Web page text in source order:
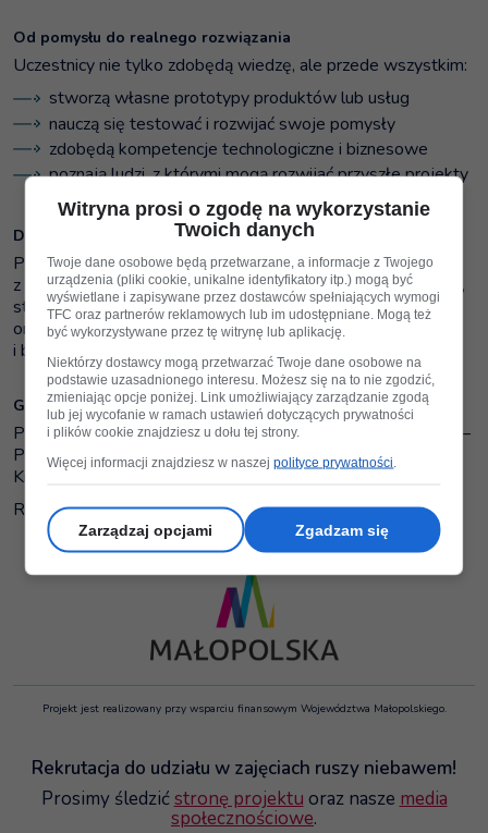
Od pomysłu do realnego rozwiązania
Uczestnicy nie tylko zdobędą wiedzę, ale przede wszystkim:
stworzą własne prototypy produktów lub usług
nauczą się testować i rozwijać swoje pomysły
zdobędą kompetencje technologiczne i biznesowe
poznają ludzi, z którymi mogą rozwijać przyszłe projekty
Dla kogo?
Projekt skierowany jest do osób pełnoletnich (18+)
z województwa małopolskiego — w szczególności uczniów,
studentów, freelancerów, początkujących przedsiębiorców
oraz wszystkich zainteresowanych nowymi technologiami
i branżami kreatywnymi.
Gdzie i kiedy?
Projekt realizowany jest w nowoczesnej przestrzeni fablab –
Pracowni Edukacyjnej SMWI w Tarnowie przy ul.
Krakowskiej 11A (II piętro).
Realizacja:kwiecień – grudzień 2026 r.
Projekt jest realizowany przy wsparciu finansowym Województwa Małopolskiego.
Rekrutacja do udziału w zajęciach ruszy niebawem!
Prosimy śledzićstronę projektu oraz nasze media
społecznościowe.
Witryna prosi o zgodę na wykorzystanie
Twoich danych
Twoje dane osobowe będą przetwarzane, a informacje z Twojego
urządzenia (pliki cookie, unikalne identyfikatory itp.) mogą być
wyświetlane i zapisywane przez dostawców spełniających wymogi
TFC oraz partnerów reklamowych lub im udostępniane. Mogą też
być wykorzystywane przez tę witrynę lub aplikację.
Niektórzy dostawcy mogą przetwarzać Twoje dane osobowe na
podstawie uzasadnionego interesu. Możesz się na to nie zgodzić,
zmieniając opcje poniżej. Link umożliwiający zarządzanie zgodą
lub jej wycofanie w ramach ustawień dotyczących prywatności
i plików cookie znajdziesz u dołu tej strony.
Więcej informacji znajdziesz w naszejpolityce prywatności
Zarządzaj opcjami Zgadzam się